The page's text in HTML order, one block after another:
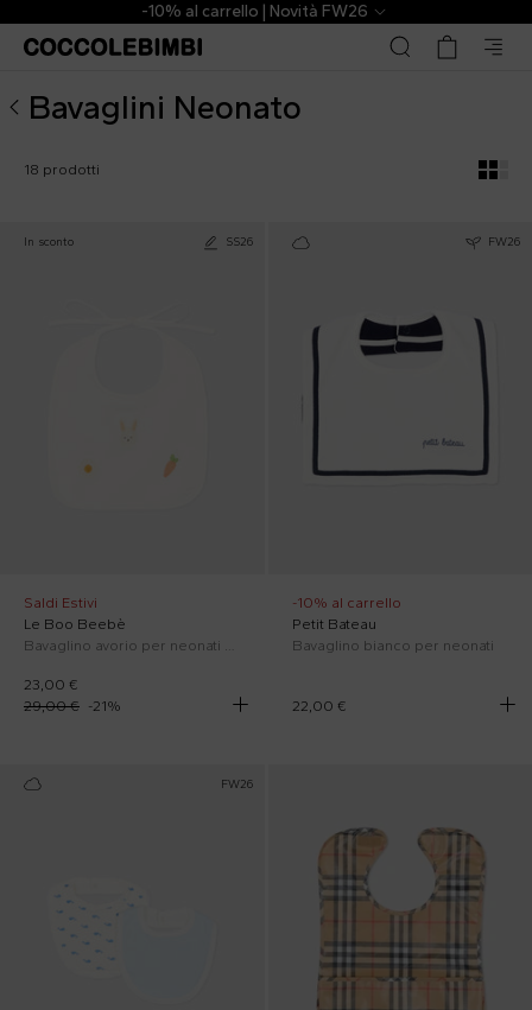
-10% al carrello | Novità FW26
Bavaglini Neonato
18 prodotti
In sconto SS26
Saldi Estivi
Le Boo Beebè
23,00 €
29,00 € -21%
FW26
-10% al carrello
Petit Bateau
Bavaglino bianco per neonati
22,00 €
FW26
Bavaglini Neonato Firmati ▷ Acquista Online |